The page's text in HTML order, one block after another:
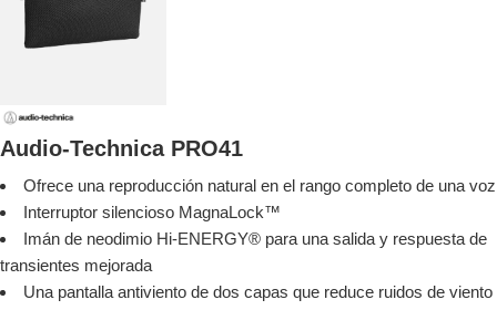
Audio-Technica PRO41
Ofrece una reproducción natural en el rango completo de una voz
Interruptor silencioso MagnaLock™
Imán de neodimio Hi-ENERGY® para una salida y respuesta de
transientes mejorada
Una pantalla antiviento de dos capas que reduce ruidos de viento